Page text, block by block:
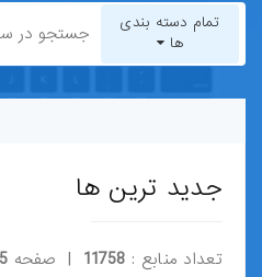
تمام دسته بندی
ها
تمام دسته بندی ها
قالب-وردپرس
قالب-HTML
جدید ترین ها
تعداد منابع : 11758 | صفحه